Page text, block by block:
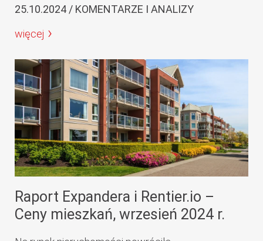
25.10.2024 / KOMENTARZE I ANALIZY
więcej
Raport Expandera i Rentier.io –
Ceny mieszkań, wrzesień 2024 r.